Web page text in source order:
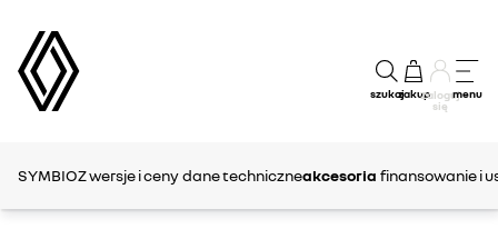
szukajzakupZaloguj
się
menu
SYMBIOZwersje i cenydane techniczneakcesoria finansowanie i